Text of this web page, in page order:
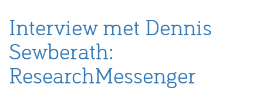
Interview met Dennis
Sewberath:
ResearchMessenger